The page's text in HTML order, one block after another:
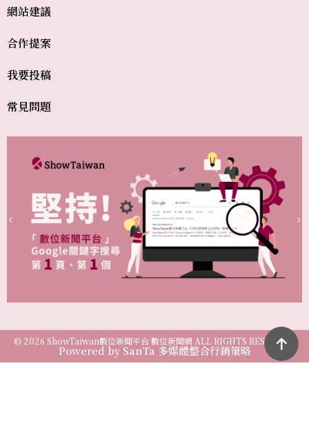
網站建議
合作提案
我要投稿
常見問題
© 2026 ShowTaiwan數位新聞平台 數位新聞網 ALL RIGHTS RESERVED.
Powered bySanTa 多媒體整合行銷策略